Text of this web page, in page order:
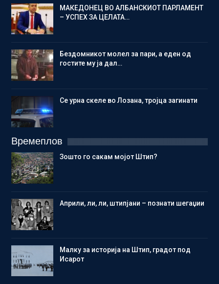
МАКЕДОНЕЦ ВО АЛБАНСКИОТ ПАРЛАМЕНТ
– УСПЕХ ЗА ЦЕЛАТА…
Бездомникот молел за пари, а еден од
гостите му ја дал…
Се урна скеле во Лозана, тројца загинати
Времеплов
Зошто го сакам мојот Штип?
Aприли, ли, ли, штипјани – познати шегаџии
Малку за историја на Штип, градот под
Исарот